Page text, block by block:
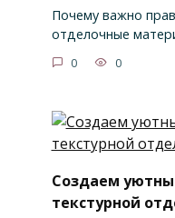
Почему важно
отделочные
0 0
Создаем
текстурной